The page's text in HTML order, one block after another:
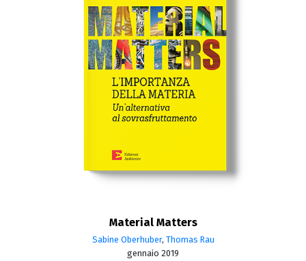
Material Matters
Sabine Oberhuber, Thomas Rau
gennaio 2019